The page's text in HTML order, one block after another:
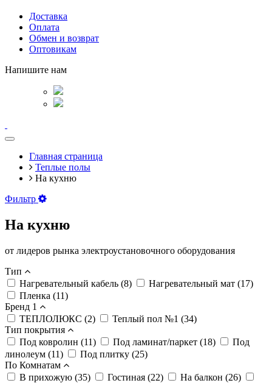
Доставка
Оплата
Обмен и возврат
Оптовикам
Напишите нам
Главная страница
Теплые полы
На кухню
Фильтр
На кухню
от лидеров рынка электроустановочного оборудования
Тип
Нагревательный кабель (8)
Нагревательный мат (17)
Пленка (11)
Бренд 1
ТЕПЛОЛЮКС (2)
Теплый пол №1 (34)
Тип покрытия
Под ковролин (11)
Под ламинат/паркет (18)
Под
линолеум (11)
Под плитку (25)
По Комнатам
В прихожую (35)
Гостиная (22)
На балкон (26)